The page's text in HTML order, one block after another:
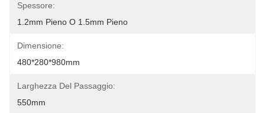
Spessore:
1.2mm Pieno O 1.5mm Pieno
Dimensione:
480*280*980mm
Larghezza Del Passaggio:
550mm